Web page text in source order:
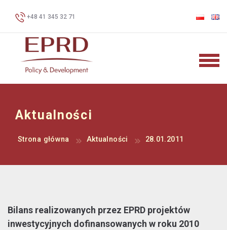
+48 41 345 32 71
Aktualności
Strona główna Aktualności 28.01.2011
Bilans realizowanych przez EPRD projektów
inwestycyjnych dofinansowanych w roku 2010